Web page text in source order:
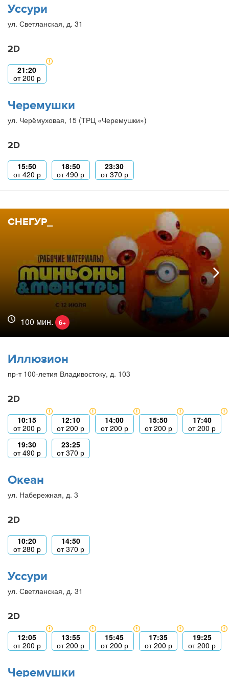
Уссури
ул. Светланская, д. 31
2D
21:20
от200 р
Черемушки
ул. Черёмуховая, 15 (ТРЦ «Черемушки»)
2D
15:50
от420 р
18:50
от490 р
23:30
от370 р
СНЕГУР_
100 мин. 6+
Иллюзион
пр-т 100-летия Владивостоку, д. 103
2D
10:15
от200 р
12:10
от200 р
14:00
от200 р
15:50
от200 р
17:40
от200 р
19:30
от490 р
23:25
от370 р
Океан
ул. Набережная, д. 3
2D
10:20
от280 р
14:50
от370 р
Уссури
ул. Светланская, д. 31
2D
12:05
от200 р
13:55
от200 р
15:45
от200 р
17:35
от200 р
19:25
от200 р
Черемушки